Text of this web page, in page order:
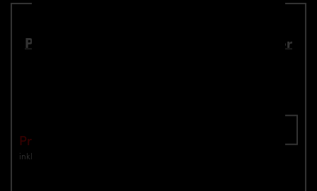
PD300+ Frontstoßstange inkl. Frontspoiler
Preis: €990.00
inkl. Mwst.